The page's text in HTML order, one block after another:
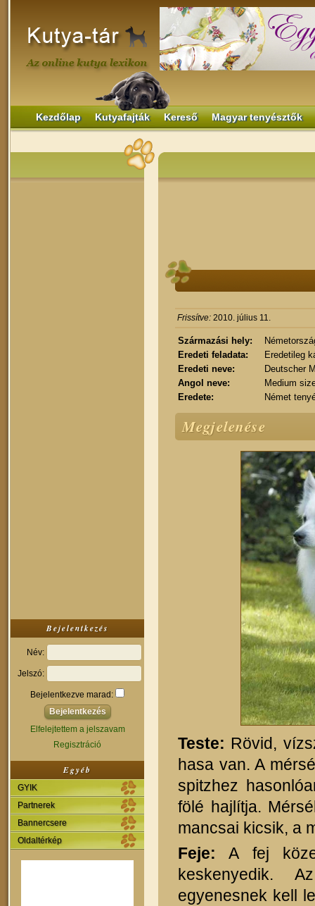
Kezdőlap Kutyafajták Kereső Magyar tenyésztők
Bejelentkezés
Név:
Jelszó:
Bejelentkezve marad:
Elfelejtettem a jelszavam
Regisztráció
Egyéb
GYIK
Partnerek
Bannercsere
Oldaltérkép
Frissítve: 2010. július 11.
Származási hely:
Eredeti feladata:
Eredetileg
Eredeti neve:
Deutscher
Angol neve:
Medium
Eredete:
Német
Megjelenése
Teste: Rövid,
hasa van. A
spitzhez
fölé hajlítja.
mancsai kicsik, a
Feje: A fej
keskenyedik.
egyenesnek kell